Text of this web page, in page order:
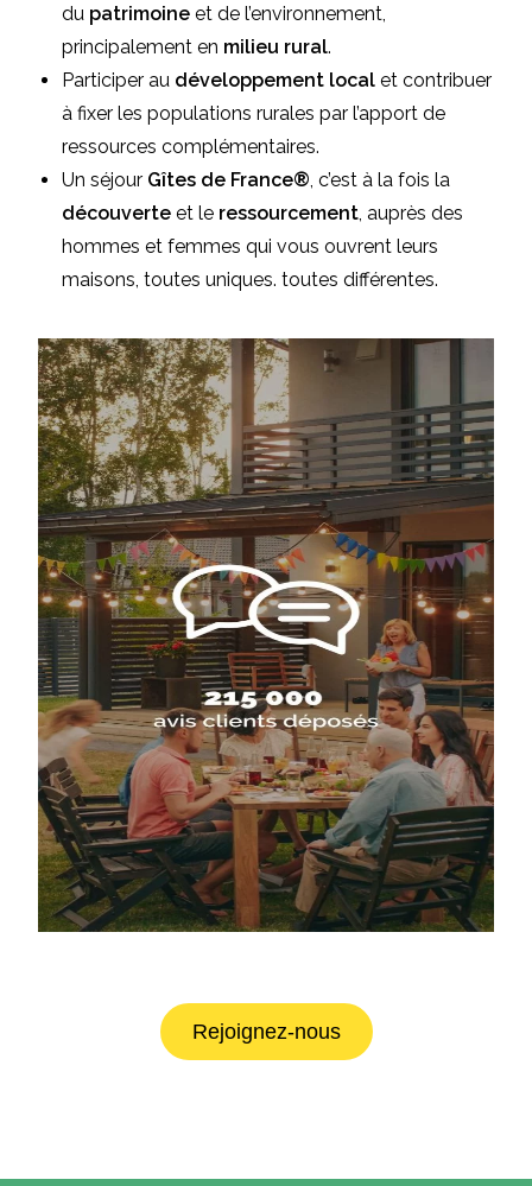
du patrimoineet de l’environnement,
principalement en milieu rural.
Participer au développement local et contribuer
à fixer les populations rurales par l’apport de
ressources complémentaires.
Un séjour Gîtes de France® , c’est à la fois la
découverteet le ressourcement , auprès des
hommes et femmes qui vous ouvrent leurs
maisons, toutes uniques. toutes différentes.
Rejoignez-nous